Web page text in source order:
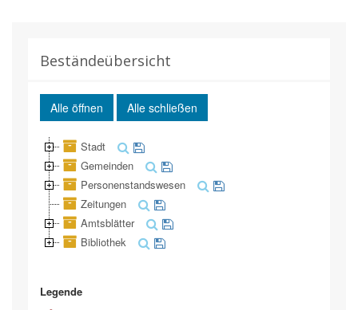
Beständeübersicht
Alle öffnen Alle schließen
Stadt
Gemeinden
Personenstandswesen
Zeitungen
Amtsblätter
Bibliothek
Legende